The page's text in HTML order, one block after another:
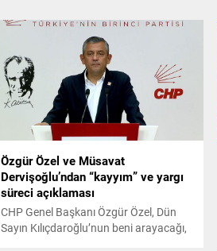
Özgür Özel ve Müsavat
Dervişoğlu’ndan “kayyım” ve yargı
süreci açıklaması
CHP Genel Başkanı Özgür Özel, Dün
Sayın Kılıçdaroğlu’nun beni arayacağı,